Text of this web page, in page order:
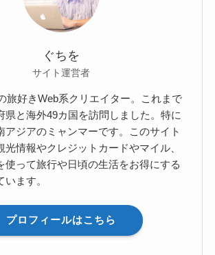
ぐちを
サイト運営者
旅好きWeb系クリエイター。これまで
県と海外49カ国を訪問しました。特に
アジアのミャンマーです。このサイト
光情報やクレジットカードやマイル、
使って旅行や日頃の生活をお得にする
ます。
プロフィールはこちら